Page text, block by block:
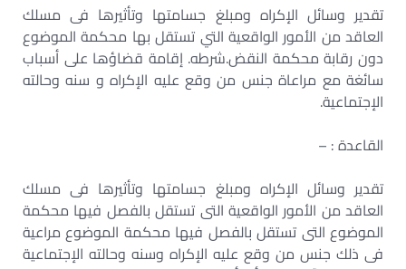
تقدير وسائل الإكراه ومبلغ جسامتها وتأثيرها فى مسلك
العاقد من الأمور الواقعية التي تستقل بها محكمة الموضوع
دون رقابة محكمة النقض.شرطه. إقامة قضاؤها على أسباب
سائغة مع مراعاة جنس من وقع عليه الإكراه و سنه وحالته
الإجتماعية.
القاعدة : –
تقدير وسائل الإكراه ومبلغ جسامتها وتأثيرها فى مسلك
العاقد من الأمور الواقعية التى تستقل بالفصل فيها محكمة
الموضوع التى تستقل بالفصل فيها محكمة الموضوع مراعية
فى ذلك جنس من وقع عليه الإكراه وسنه وحالته الإجتماعية